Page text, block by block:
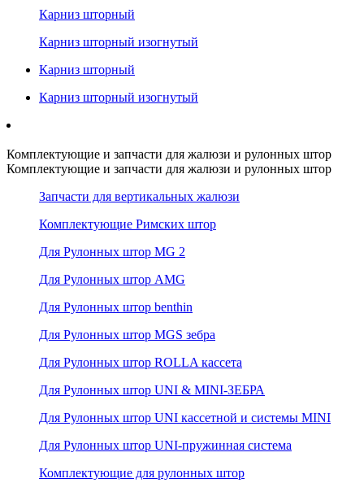
Карниз шторный
Карниз шторный изогнутый
Карниз шторный
Карниз шторный изогнутый
Комплектующие и запчасти для жалюзи и рулонных штор
Комплектующие и запчасти для жалюзи и рулонных штор
Запчасти для вертикальных жалюзи
Комплектующие Римских штор
Для Рулонных штор MG 2
Для Рулонных штор AMG
Для Рулонных штор benthin
Для Рулонных штор MGS зебра
Для Рулонных штор ROLLA кассета
Для Рулонных штор UNI & MINI-ЗЕБРА
Для Рулонных штор UNI кассетной и системы MINI
Для Рулонных штор UNI-пружинная система
Комплектующие для рулонных штор